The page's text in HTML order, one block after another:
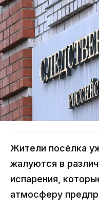
Жители посёлка
жалуются в
испарения,
атмосферу